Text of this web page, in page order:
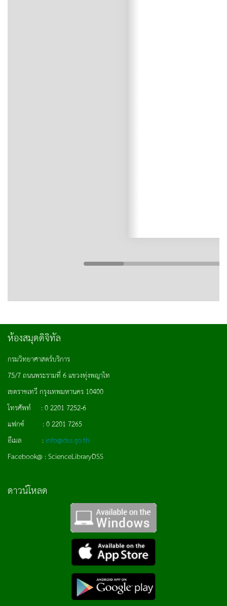
ห้องสมุดดิจิทัล
กรมวิทยาศาสตร์บริการ
75/7 ถนนพระรามที่ 6 แขวงทุ่งพญาไท
เขตราชเทวี กรุงเทพมหานคร 10400
โทรศัพท์ : 0 2201 7252-6
แฟกซ์ : 0 2201 7265
อีเมล : info@dss.go.th
Facebook@ : ScienceLibraryDSS
ดาวน์โหลด